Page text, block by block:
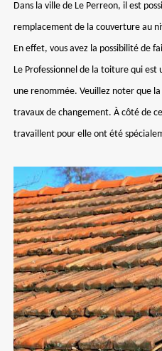
Dans la ville de Le Perreon, il est
remplacement de la couverture au
En effet, vous avez la possibilité de
Le Professionnel de la toiture qui
une renommée. Veuillez noter que
travaux de changement. À côté de
travaillent pour elle ont été